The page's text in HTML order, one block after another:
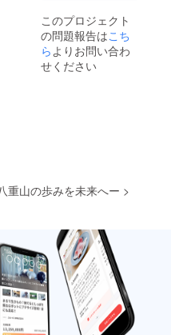
このプロジェクト
の問題報告はこち
らよりお問い合わ
せください
山の歩みを未来へー >